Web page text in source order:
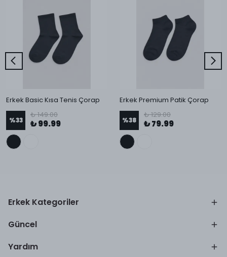
Erkek Basic Kısa Tenis Çorap
%33
₺ 149.00
₺ 99.99
Erkek Premium Patik Çorap
%38
₺ 129.00
₺ 79.99
Erkek Kategoriler
Güncel
Yardım